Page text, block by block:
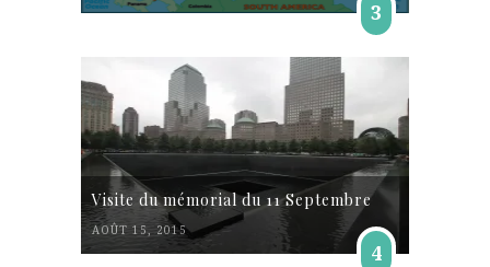
3
Visite du mémorial du 11 Septembre
AOÛT 15, 2015
4